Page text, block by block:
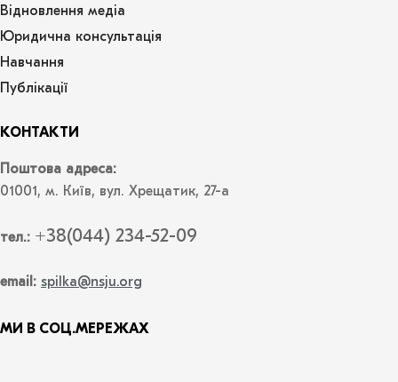
Відновлення медіа
Юридична консультація
Навчання
Публікації
КОНТАКТИ
Поштова адреса:
01001, м. Київ, вул. Хрещатик, 27-а
тел.: +38(044) 234-52-09
email: spilka@nsju.org
МИ В СОЦ.МЕРЕЖАХ